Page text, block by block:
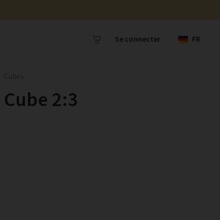
Se connecter FR
Cube 2:3